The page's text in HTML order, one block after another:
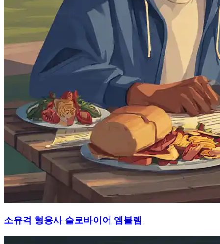
소유격 형용사 슬로바이어 엠블렘